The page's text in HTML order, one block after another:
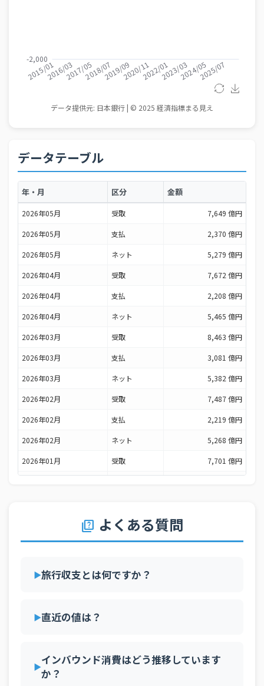
データテーブル
年・月 区分 金額
2026年05月 受取 7,649 億円
2026年05月 支払 2,370 億円
2026年05月 ネット 5,279 億円
2026年04月 受取 7,672 億円
2026年04月 支払 2,208 億円
2026年04月 ネット 5,465 億円
2026年03月 受取 8,463 億円
2026年03月 支払 3,081 億円
2026年03月 ネット 5,382 億円
2026年02月 受取 7,487 億円
2026年02月 支払 2,219 億円
2026年02月 ネット 5,268 億円
2026年01月 受取 7,701 億円
受取
2025年12月 支払 2,660 億円
2025年10月 支払 2,608 億円
quiz よくある質問
旅行収支とは何ですか？
直近の値は？
インバウンド消費はどう推移しています
か？